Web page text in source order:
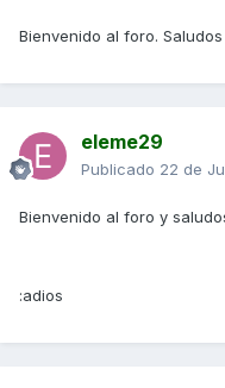
Bienvenido al foro.
eleme29
Publicado 22 de
Bienvenido al foro y
:adios